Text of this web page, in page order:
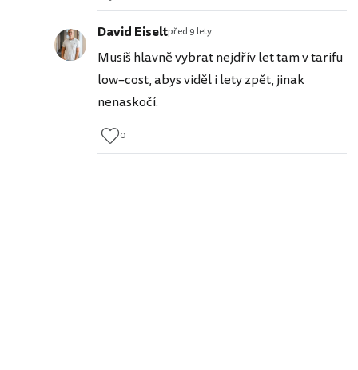
David Eiseltpřed 9 lety
Musíš hlavně vybrat nejdřív let tam v tarifu
low–cost, abys viděl i lety zpět, jinak
nenaskočí.
0